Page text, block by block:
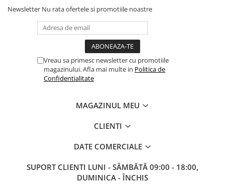
Newsletter Nu rata ofertele si promotiile noastre
Vreau sa primesc newsletter cu promotiile
magazinului. Afla mai multe in Politica de
Confidentialitate
MAGAZINUL MEU
CLIENTI
DATE COMERCIALE
SUPORT CLIENTI LUNI - SÂMBĂTĂ 09:00 - 18:00,
DUMINICA - ÎNCHIS